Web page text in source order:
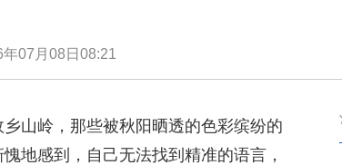
年07月08日08:21
山岭，那些被秋阳晒透的色彩缤纷的
地感到，自己无法找到精准的语言，